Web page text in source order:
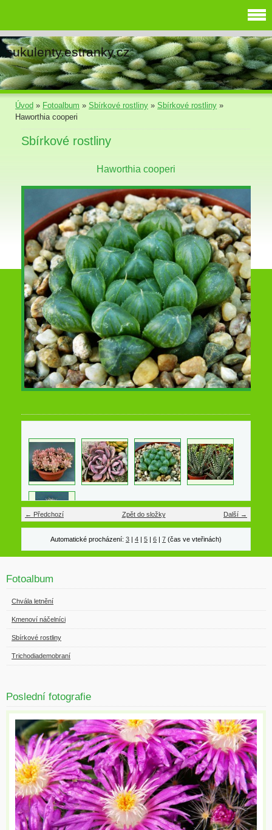
sukulenty.estranky.cz
Úvod » Fotoalbum » Sbírkové rostliny » Sbírkové rostliny »
Haworthia cooperi
Sbírkové rostliny
Haworthia cooperi
← Předchozí Další →
Zpět do složky
Automatické procházení: 3 | 4 | 5 | 6 | 7 (čas ve vteřinách)
Fotoalbum
Chvála letnění
Kmenoví náčelníci
Sbírkové rostliny
Trichodiademobraní
Poslední fotografie